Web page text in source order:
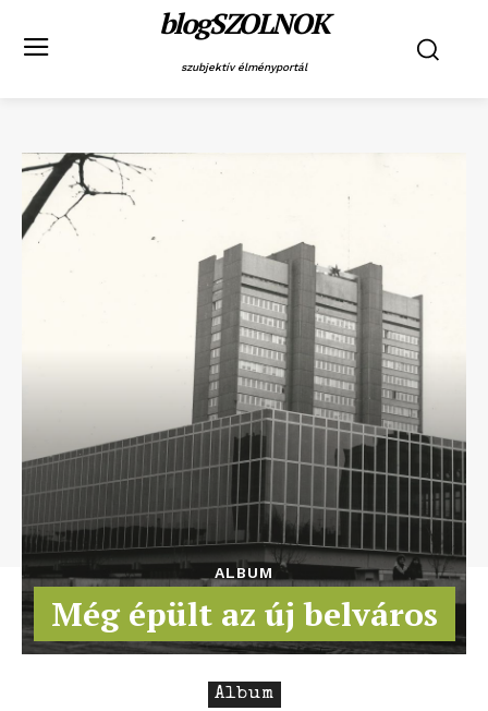
blogSZOLNOK
szubjektív élményportál
ALBUM
Még épült az új belváros
Album